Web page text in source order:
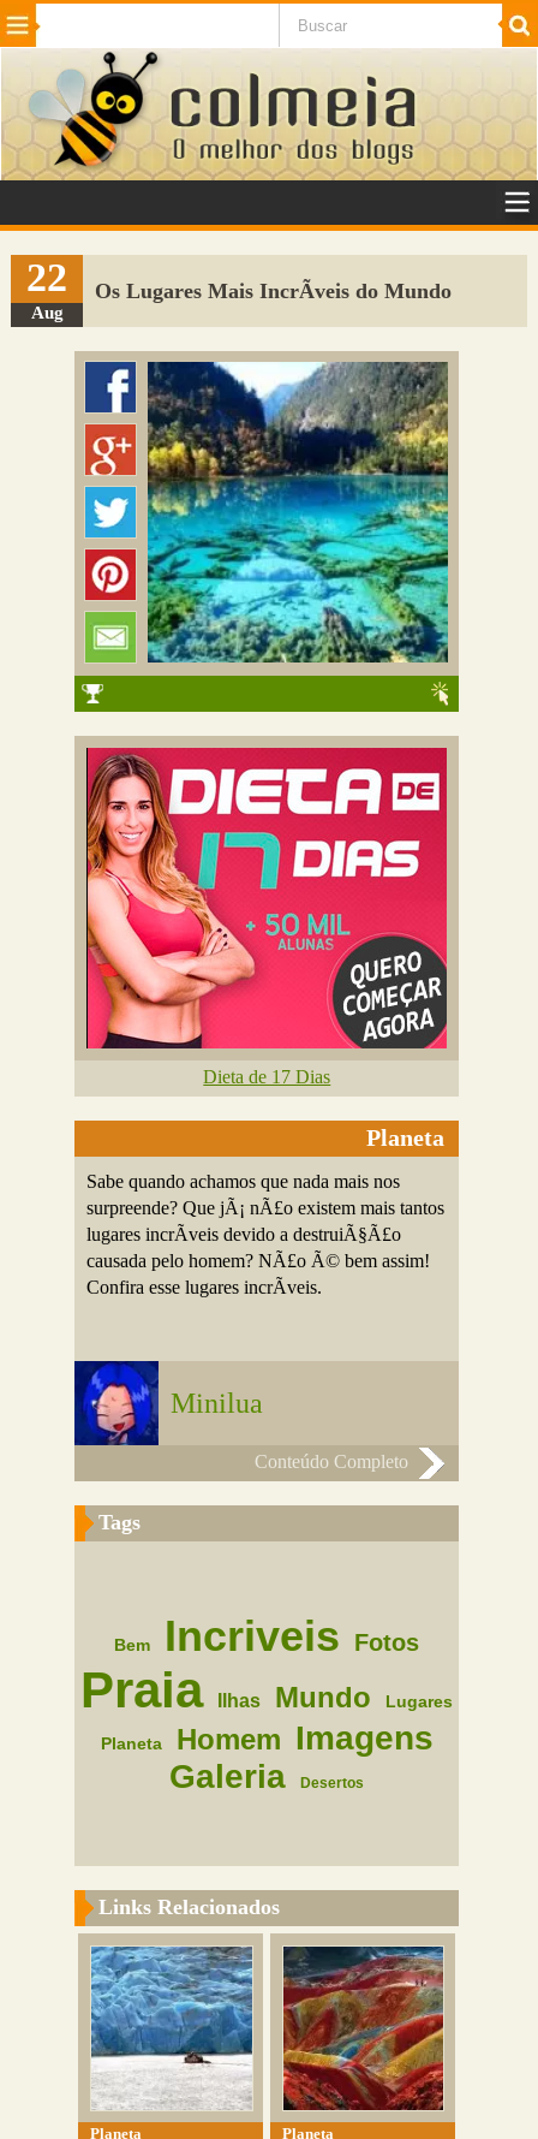
Beleza Cinema e TV
Internet Jogos NotÃ­cias SaÃºde
VeÃ­culos Adulto
Sugerir Link
Adicionar Blog
Colmeia Exchange
Perguntas Frequentes
22
Aug
Os Lugares Mais IncrÃ­veis do Mundo
Dieta de 17 Dias
Planeta
Sabe quando achamos que nada mais nos
surpreende? Que jÃ¡ nÃ£o existem mais tantos
lugares incrÃ­veis devido a destruiÃ§Ã£o
causada pelo homem? NÃ£o Ã© bem assim!
Confira esse lugares incrÃ­veis.
Minilua
Conteúdo Completo
Tags
Bem Incriveis Fotos
Praia Ilhas Mundo Lugares
Planeta Homem Imagens
Galeria
Desertos
Links Relacionados
Planeta
Planeta